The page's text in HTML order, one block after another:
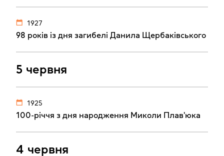
1927
98 років із дня загибелі Данила Щербаківського
5 червня
1925
100-річчя з дня народження Миколи Плав'юка
4 червня